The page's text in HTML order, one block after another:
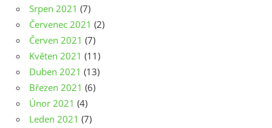
Srpen 2021 (7)
Červenec 2021 (2)
Červen 2021 (7)
Květen 2021 (11)
Duben 2021 (13)
Březen 2021 (6)
Únor 2021 (4)
Leden 2021 (7)